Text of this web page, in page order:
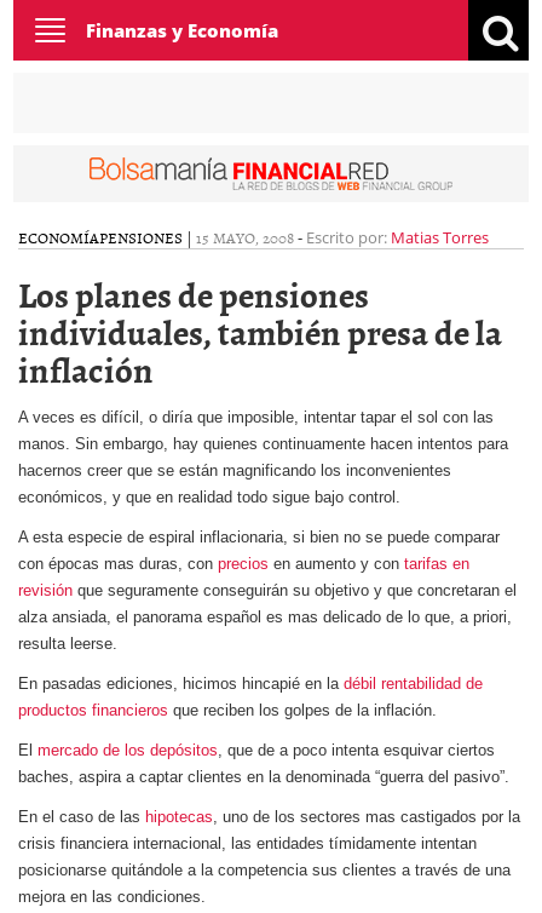
Toggle
navigation
Finanzas y Economía
ECONOMÍAPENSIONES | 15 MAYO, 2008- Escrito por: Matias Torres
Los planes de pensiones
individuales, también presa de la
inflación
A veces es difícil, o diría que imposible, intentar tapar el sol con las
manos. Sin embargo, hay quienes continuamente hacen intentos para
hacernos creer que se están magnificando los inconvenientes
económicos, y que en realidad todo sigue bajo control.
A esta especie de espiral inflacionaria, si bien no se puede comparar
con épocas mas duras, con precios en aumento y con tarifas en
revisión que seguramente conseguirán su objetivo y que concretaran el
alza ansiada, el panorama español es mas delicado de lo que, a priori,
resulta leerse.
En pasadas ediciones, hicimos hincapié en la débil rentabilidad de
productos financieros que reciben los golpes de la inflación.
El mercado de los depósitos, que de a poco intenta esquivar ciertos
baches, aspira a captar clientes en la denominada “guerra del pasivo”.
En el caso de las hipotecas, uno de los sectores mas castigados por la
crisis financiera internacional, las entidades tímidamente intentan
posicionarse quitándole a la competencia sus clientes a través de una
mejora en las condiciones.